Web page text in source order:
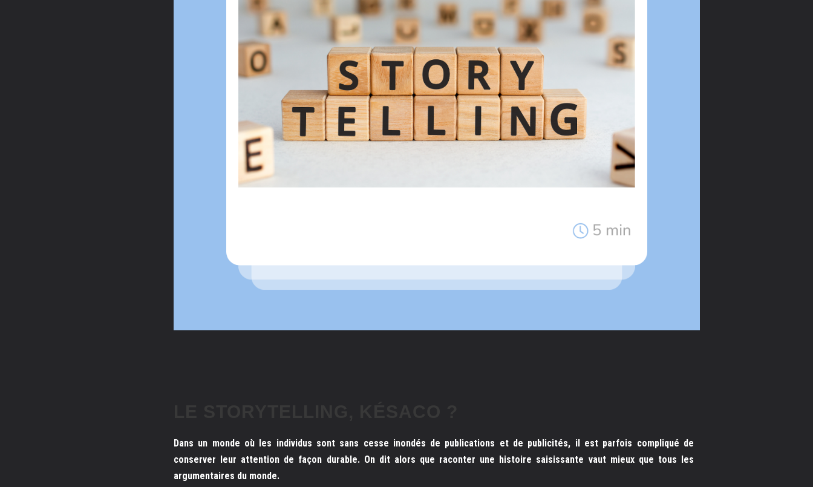
Dans un monde où les individus sont sans cesse inondés de publications et de publicités, il est parfois compliqué de
conserver leur attention de façon durable. On dit alors que raconter une histoire saisissante vaut mieux que tous les
argumentaires du monde.